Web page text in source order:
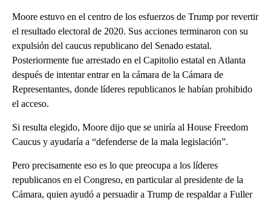
Moore estuvo en el centro de los esfuerzos de Trump por revertir
el resultado electoral de 2020. Sus acciones terminaron con su
expulsión del caucus republicano del Senado estatal.
Posteriormente fue arrestado en el Capitolio estatal en Atlanta
después de intentar entrar en la cámara de la Cámara de
Representantes, donde líderes republicanos le habían prohibido
el acceso.
Si resulta elegido, Moore dijo que se uniría al House Freedom
Caucus y ayudaría a “defenderse de la mala legislación”.
Pero precisamente eso es lo que preocupa a los líderes
republicanos en el Congreso, en particular al presidente de la
Cámara, quien ayudó a persuadir a Trump de respaldar a Fuller